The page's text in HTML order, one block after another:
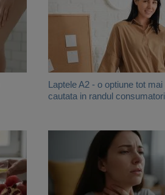
Laptele A2 - o optiune tot mai
cautata in randul